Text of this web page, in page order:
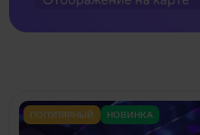
ПОПУЛЯРНЫЙ НОВИНКА